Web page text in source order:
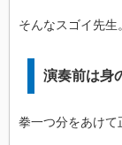
そんなスゴイ先生。
演奏前は身
拳一つ分をあけて